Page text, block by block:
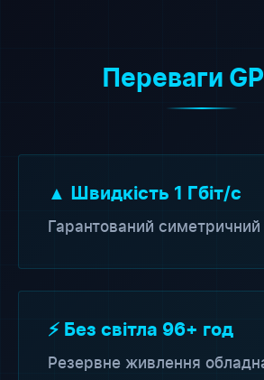
Переваги
▲ Швидкість 1 Гбіт/с
Гарантований симетричний
⚡ Без світла 96+ год
Резервне живлення